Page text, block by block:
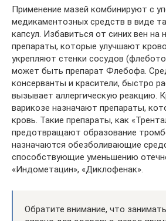
Применение мазей комбинируют с
медикаментозных средств в виде
капсул. Избавиться от синих вен на
препараты, которые улучшают
укрепляют стенки сосудов
может быть препарат Флебофа.
консерванты и красители, быстро
вызывает аллергическую реакцию.
варикозе назначают препараты,
кровь. Такие препараты, как
предотвращают образование
назначаются обезболивающие
способствующие уменьшению
«Индометацин», «Диклофенак».
Обратите внимание, что